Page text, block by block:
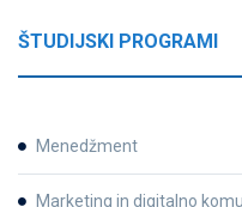
ŠTUDIJSKI PROGRAMI
Menedžment
Marketing in digitalno